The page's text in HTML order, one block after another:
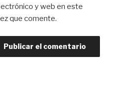
y web en este
que comente.